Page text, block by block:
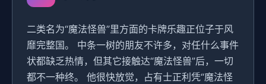
二类名为“魔法怪兽”里方面的卡牌乐趣正位子于风
靡完整国。 中条一树的朋友不许多，对任什么事件
状都缺乏热情，但其它接触达“魔法怪兽”后，一切
都不一种终。 他很快放觉，占有士正利凭“魔法怪